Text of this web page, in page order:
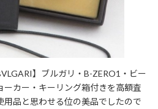
】ブルガリ・B-ZERO1・ビー
カー・キーリング箱付きを高額査
用品と思わせる位の美品でしたので